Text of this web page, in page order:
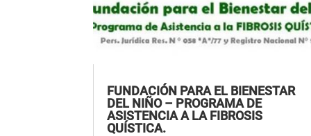
FUNDACIÓN PARA EL BIENESTAR
DEL NIÑO – PROGRAMA DE
ASISTENCIA A LA FIBROSIS
QUÍSTICA.